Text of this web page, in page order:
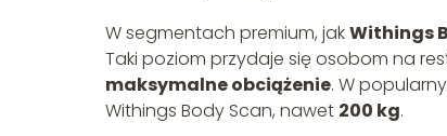
W segmentach premium, jakWithings
Taki poziom przydaje się osobom na
maksymalne obciążenie. W
Withings Body Scan, nawet 200 kg.